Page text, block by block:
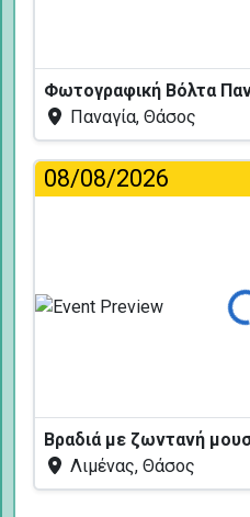
Φωτογραφική Βόλτα
Παναγία, Θάσος
08/08/2026
Βραδιά με ζωντανή
Λιμένας, Θάσος